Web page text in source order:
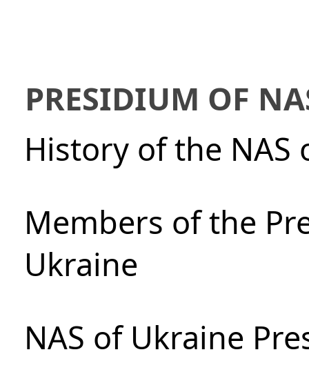
PRESIDIUM OF
History of the NAS
Members of the
Ukraine
NAS of Ukraine